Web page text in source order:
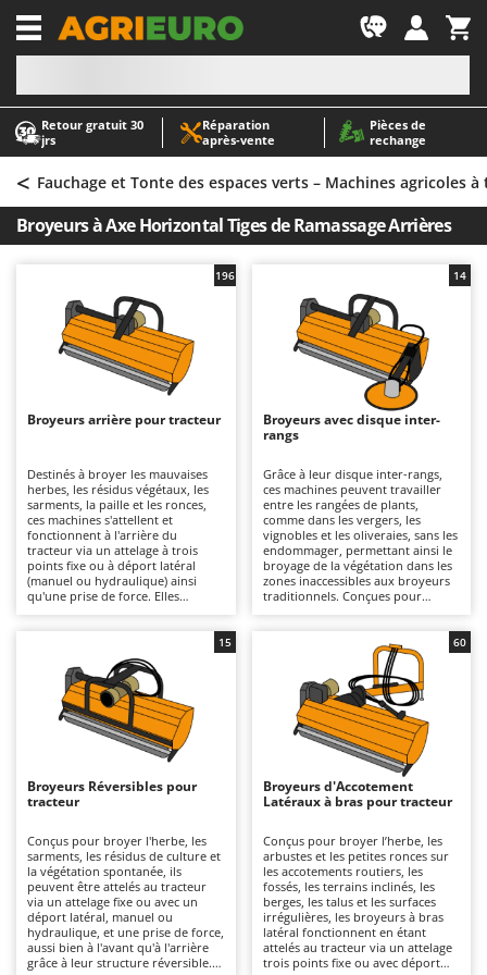
Retour gratuit 30
jrs
Réparation
après‑vente
Pièces de
rechange
-1
A
Abris de jardin
Accessoires pour tracteurs tondeuses autoportés
Aérateurs Scarificateurs pour gazon
Arracheuses de pommes de terre pour tracteur
Aspirateurs - Balais Électriques
Aspirateurs à cendres
Aspirateurs à feuilles sur roues
Aspirateurs de piscine
Atomiseurs agricoles pour tracteurs
Atomiseurs pour traitements
Autolaveuses
Autres produits
B
Balayeuses
Bancs de scie pour le bois - Scies à bûches
Barbecues
Bennes pour tracteur
Brosses pour sols extérieurs
Brouettes à moteur
Broyeurs à axe horizontal pour tracteur
Butteurs pour tracteur
C
Chargeurs de batterie - Démarreurs
Charrues pour tracteur
A
AgriEuro Premium
AgriEuro TOP-LINE
AGT
Airmec
AL-KO
ALA 2000
Ama
Ambrogio Robot
Annovi Reverberi
ANTHBOT
Archman
Ardes
Argo
Ariete
Attila
Ausonia
Awelco
B
Baesso
Bahco
< Fauchage et Tonte des espaces verts – Machines agricoles
Broyeurs à Axe Horizontal Tiges de Ramassage Arrières
Broyeurs arrière pour tracteur
Destinés à broyer les mauvaises
herbes, les résidus végétaux, les
sarments, la paille et les ronces,
ces machines s'attellent et
fonctionnent à l'arrière du
tracteur via un attelage à trois
points fixe ou à déport latéral
(manuel ou hydraulique) ainsi
qu'une prise de force. Elles
taille, grâce à des largeurs de
travail et des structures
disponibles en différentes
robustesses. Un large choix de
séries légères, moyennes et
lourdes permet d'adapter la
machine à la puissance du tracteur
(de 20 à 80 CV selon le modèle) et
au type de travail. Ces machines
peuvent être équipées de
systèmes de broyage à couteaux
et les résidus tendres, ou de
marteaux dentés si nécessaire,
pour broyer la végétation plus
résistante, les sarments et les
matériaux ligneux. L'entretien
prévoit des inspections fréquentes
avec lubrification des pièces
mobiles (cardans, roulements,
articulations et axes), contrôle de
196
Broyeurs avec disque inter-
rangs
Grâce à leur disque inter-rangs,
ces machines peuvent travailler
entre les rangées de plants,
comme dans les vergers, les
vignobles et les oliveraies, sans les
endommager, permettant ainsi le
broyage de la végétation dans les
zones inaccessibles aux broyeurs
traditionnels. Conçues pour
rangées des cultures, elles
fonctionnent en étant attelées au
tracteur via un attelage trois
points fixe ou à déplacement
latéral, manuelle ou hydraulique,
et une prise de force, ce qui les
rend idéales pour les
interventions d'entretien dans les
vignobles, les vergers et les
cultures en rangs, pour des
utilisations allant du semi-
professionnel au professionnel,
moyenne à grande. Elles sont
généralement compatibles avec
des tracteurs d'une puissance
comprise entre 30 et 70 CV et,
surtout, avec une pompe
hydraulique d'un débit minimal de
30 l/min. Elles sont disponibles en
différentes robustesses et poids
pour s'adapter à la puissance du
14
Broyeurs Réversibles pour
tracteur
Conçus pour broyer l'herbe, les
sarments, les résidus de culture et
la végétation spontanée, ils
peuvent être attelés au tracteur
via un attelage fixe ou avec un
déport latéral, manuel ou
hydraulique, et une prise de force,
aussi bien à l'avant qu'à l'arrière
grâce à leur structure réversible.
15
Broyeurs d'Accotement
Latéraux à bras pour tracteur
Conçus pour broyer l’herbe, les
arbustes et les petites ronces sur
les accotements routiers, les
fossés, les terrains inclinés, les
berges, les talus et les surfaces
irrégulières, les broyeurs à bras
latéral fonctionnent en étant
attelés au tracteur via un attelage
trois points fixe ou avec déport
60